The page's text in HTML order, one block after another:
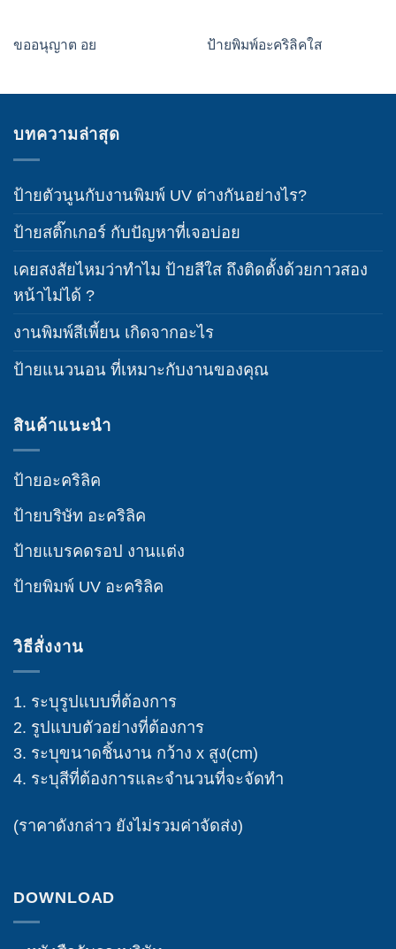
ขออนุญาต อย ป้ายพิมพ์อะคริลิคใส
บทความล่าสุด
ป้ายตัวนูนกับงานพิมพ์ UV ต่างกันอย่างไร?
ป้ายสติ๊กเกอร์ กับปัญหาที่เจอบ่อย
เคยสงสัยไหมว่าทำไม ป้ายสีใส ถึงติดตั้งด้วยกาวสอง
หน้าไม่ได้ ?
งานพิมพ์สีเพี้ยน เกิดจากอะไร
ป้ายแนวนอน ที่เหมาะกับงานของคุณ
สินค้าแนะนำ
ป้ายอะคริลิค
ป้ายบริษัท อะคริลิค
ป้ายแบรคดรอป งานแต่ง
ป้ายพิมพ์ UV อะคริลิค
วิธีสั่งงาน
1. ระบุรูปแบบที่ต้องการ
2. รูปแบบตัวอย่างที่ต้องการ
3. ระบุขนาดชิ้นงาน กว้าง x สูง(cm)
4. ระบุสีที่ต้องการและจำนวนที่จะจัดทำ
(ราคาดังกล่าว ยังไม่รวมค่าจัดส่ง)
DOWNLOAD